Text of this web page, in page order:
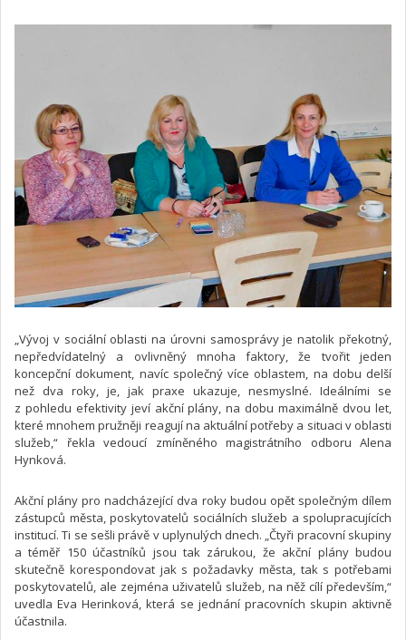
„Vývoj v sociální oblasti na úrovni samosprávy je natolik překotný,
nepředvídatelný a ovlivněný mnoha faktory, že tvořit jeden
koncepční dokument, navíc společný více oblastem, na dobu delší
než dva roky, je, jak praxe ukazuje, nesmyslné. Ideálními se
z pohledu efektivity jeví akční plány, na dobu maximálně dvou let,
které mnohem pružněji reagují na aktuální potřeby a situaci v oblasti
služeb,“ řekla vedoucí zmíněného magistrátního odboru Alena
Hynková.
Akční plány pro nadcházející dva roky budou opět společným dílem
zástupců města, poskytovatelů sociálních služeb a spolupracujících
institucí. Ti se sešli právě v uplynulých dnech. „Čtyři pracovní skupiny
a téměř 150 účastníků jsou tak zárukou, že akční plány budou
skutečně korespondovat jak s požadavky města, tak s potřebami
poskytovatelů, ale zejména uživatelů služeb, na něž cílí především,“
uvedla Eva Herinková, která se jednání pracovních skupin aktivně
účastnila.